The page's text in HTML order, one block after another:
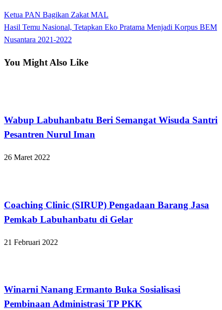
Navigasi
pos
Previous
Post
Ketua PAN Bagikan Zakat MAL
Next
Post
Hasil Temu Nasional, Tetapkan Eko Pratama Menjadi Korpus BEM
Nusantara 2021-2022
You Might Also Like
Wabup Labuhanbatu Beri Semangat Wisuda Santri
Pesantren Nurul Iman
26 Maret 2022
Coaching Clinic (SIRUP) Pengadaan Barang Jasa
Pemkab Labuhanbatu di Gelar
21 Februari 2022
Winarni Nanang Ermanto Buka Sosialisasi
Pembinaan Administrasi TP PKK